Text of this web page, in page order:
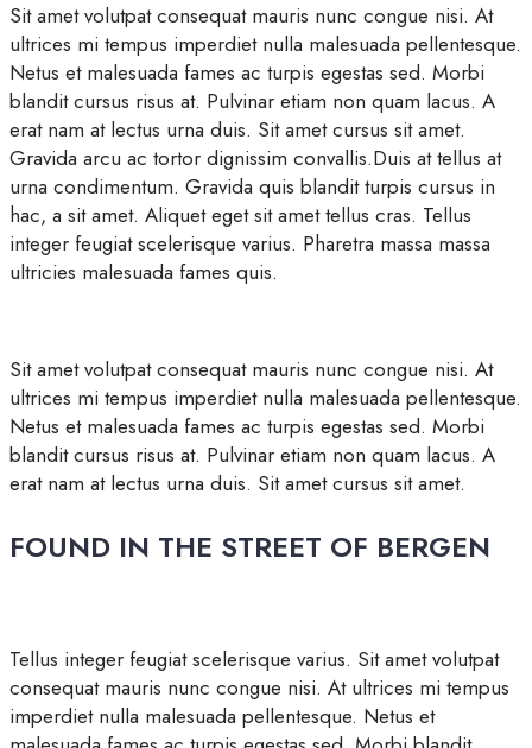
Sit amet volutpat consequat mauris nunc congue nisi. At
ultrices mi tempus imperdiet nulla malesuada pellentesque.
Netus et malesuada fames ac turpis egestas sed. Morbi
blandit cursus risus at. Pulvinar etiam non quam lacus. A
erat nam at lectus urna duis. Sit amet cursus sit amet.
Gravida arcu ac tortor dignissim convallis.Duis at tellus at
urna condimentum. Gravida quis blandit turpis cursus in
hac, a sit amet. Aliquet eget sit amet tellus cras. Tellus
integer feugiat scelerisque varius. Pharetra massa massa
ultricies malesuada fames quis.
Sit amet volutpat consequat mauris nunc congue nisi. At
ultrices mi tempus imperdiet nulla malesuada pellentesque.
Netus et malesuada fames ac turpis egestas sed. Morbi
blandit cursus risus at. Pulvinar etiam non quam lacus. A
erat nam at lectus urna duis. Sit amet cursus sit amet.
FOUND IN THE STREET OF BERGEN
Tellus integer feugiat scelerisque varius. Sit amet volutpat
consequat mauris nunc congue nisi. At ultrices mi tempus
imperdiet nulla malesuada pellentesque. Netus et